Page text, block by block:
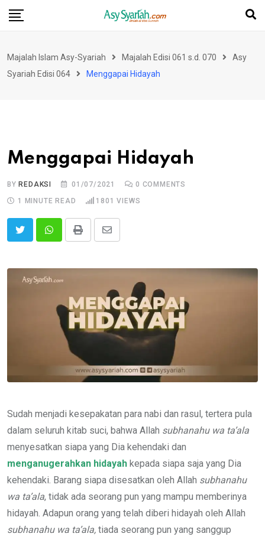
Skip
Majalah Islam Asy-Syariah Majalah Edisi 061 s.d. 070
Asy
Syariah Edisi 064
Menggapai Hidayah
Menggapai Hidayah
BYREDAKSI 01/07/2021 0 COMMENTS
1 MINUTE READ
1801 VIEWS
Print
Share
Email
Sudah menjadi kesepakatan para nabi dan rasul, tertera pula
dalam seluruh kitab suci, bahwa Allah subhanahu wa ta’ala
menyesatkan siapa yang Dia kehendaki dan
menganugerahkan hidayah kepada siapa saja yang Dia
kehendaki. Barang siapa disesatkan oleh Allah subhanahu
wa ta’ala, tidak ada seorang pun yang mampu memberinya
hidayah. Adapun orang yang telah diberi hidayah oleh Allah
subhanahu wa ta’ala, tiada seorang pun yang sanggup